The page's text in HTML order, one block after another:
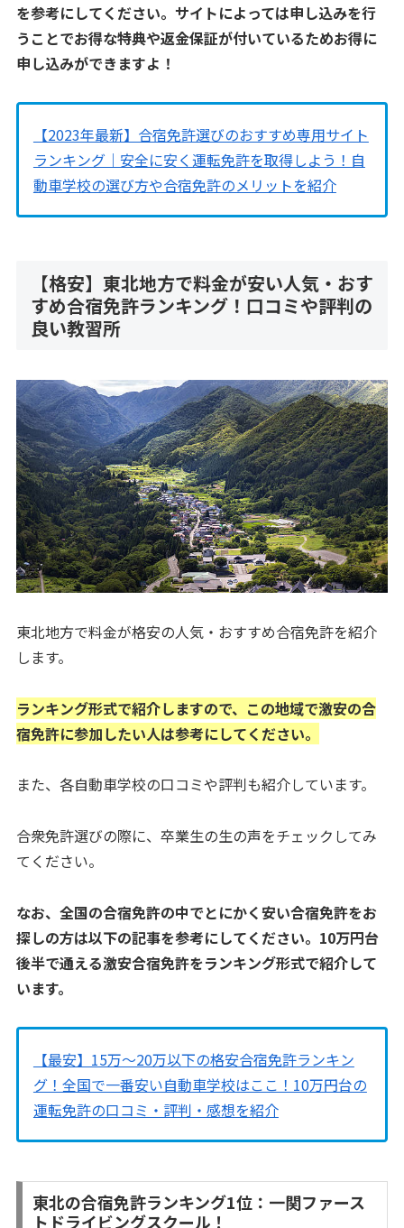
を参考にしてください。サイトによっては申し込みを行
うことでお得な特典や返金保証が付いているためお得に
申し込みができますよ！
【2023年最新】合宿免許選びのおすすめ専用サイト
ランキング｜安全に安く運転免許を取得しよう！自
動車学校の選び方や合宿免許のメリットを紹介
【格安】東北地方で料金が安い人気・おす
すめ合宿免許ランキング！口コミや評判の
良い教習所
東北地方で料金が格安の人気・おすすめ合宿免許を紹介
します。
ランキング形式で紹介しますので、この地域で激安の合
宿免許に参加したい人は参考にしてください。
また、各自動車学校の口コミや評判も紹介しています。
合衆免許選びの際に、卒業生の生の声をチェックしてみ
てください。
なお、全国の合宿免許の中でとにかく安い合宿免許をお
探しの方は以下の記事を参考にしてください。10万円台
後半で通える激安合宿免許をランキング形式で紹介して
います。
【最安】15万〜20万以下の格安合宿免許ランキン
グ！全国で一番安い自動車学校はここ！10万円台の
運転免許の口コミ・評判・感想を紹介
東北の合宿免許ランキング1位：一関ファース
トドライビングスクール！